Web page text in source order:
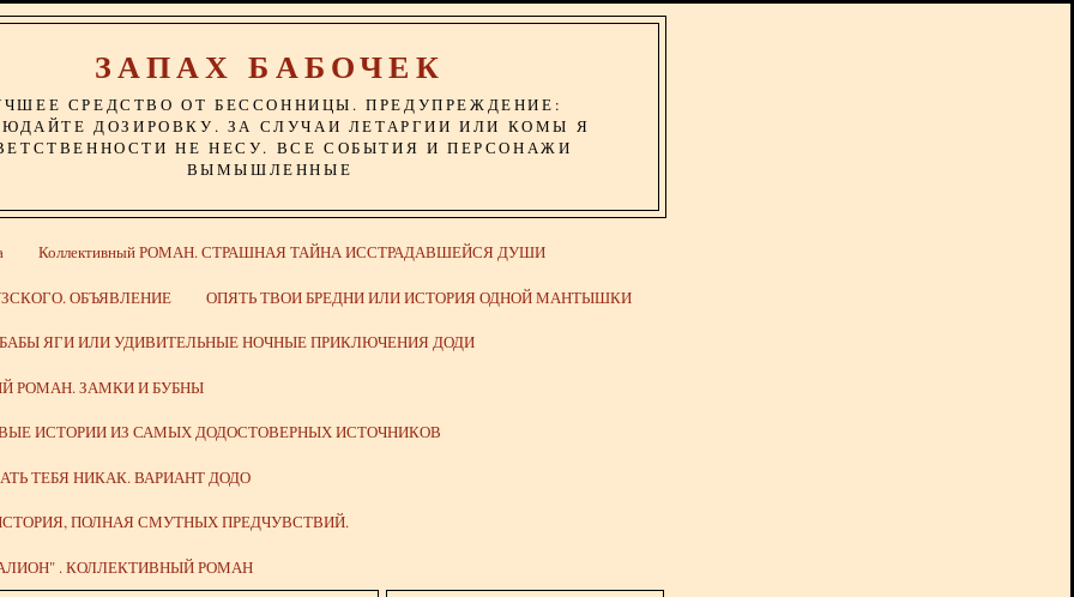
ЗАПАХ БАБОЧЕК
СРЕДСТВО ОТ БЕССОННИЦЫ. ПРЕДУПРЕЖДЕНИЕ:
ДОЗИРОВКУ. ЗА СЛУЧАИ ЛЕТАРГИИ ИЛИ КОМЫ Я
НЕ НЕСУ. ВСЕ СОБЫТИЯ И ПЕРСОНАЖИ
ВЫМЫШЛЕННЫЕ
Коллективный РОМАН. СТРАШНАЯ ТАЙНА ИССТРАДАВШЕЙСЯ ДУШИ
ОБЪЯВЛЕНИЕ ОПЯТЬ ТВОИ БРЕДНИ ИЛИ ИСТОРИЯ ОДНОЙ МАНТЫШКИ
ЯГИ ИЛИ УДИВИТЕЛЬНЫЕ НОЧНЫЕ ПРИКЛЮЧЕНИЯ ДОДИ
РОМАН. ЗАМКИ И БУБНЫ
ИСТОРИИ ИЗ САМЫХ ДОДОСТОВЕРНЫХ ИСТОЧНИКОВ
ТЕБЯ НИКАК. ВАРИАНТ ДОДО
ПОЛНАЯ СМУТНЫХ ПРЕДЧУВСТВИЙ.
. КОЛЛЕКТИВНЫЙ РОМАН